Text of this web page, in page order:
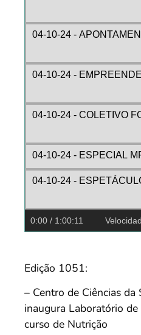
04-10-24 -
04-10-24 -
04-10-24 - COLETIVO
04-10-24 - ESPECIAL
04-10-24 -
0:00 / 1:00:11
Edição 1051:
– Centro de Ciências da
inaugura Laboratório
curso de Nutrição